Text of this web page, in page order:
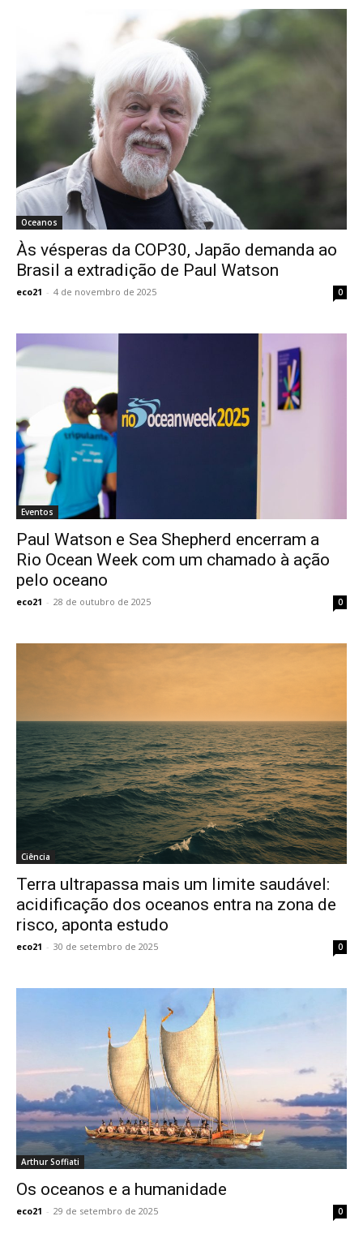
Oceanos
Às vésperas da COP30, Japão demanda ao
Brasil a extradição de Paul Watson
eco21 - 4 de novembro de 2025 0
Eventos
Paul Watson e Sea Shepherd encerram a
Rio Ocean Week com um chamado à ação
pelo oceano
eco21 - 28 de outubro de 2025 0
Ciência
Terra ultrapassa mais um limite saudável:
acidificação dos oceanos entra na zona de
risco, aponta estudo
eco21 - 30 de setembro de 2025 0
Arthur Soffiati
Os oceanos e a humanidade
eco21 - 29 de setembro de 2025 0